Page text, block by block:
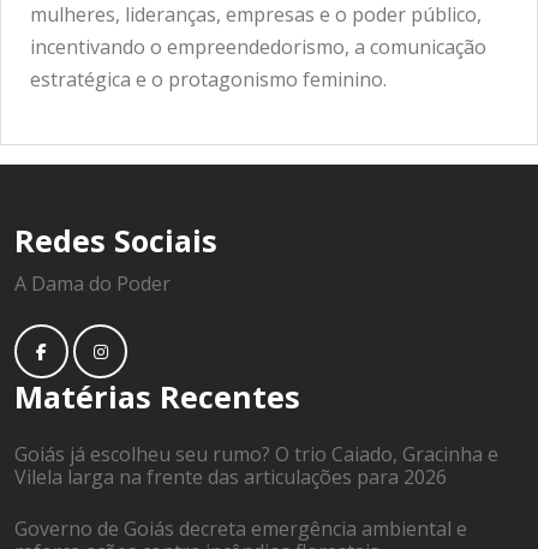
mulheres, lideranças, empresas e o poder público,
incentivando o empreendedorismo, a comunicação
estratégica e o protagonismo feminino.
Redes Sociais
A Dama do Poder
Matérias Recentes
Goiás já escolheu seu rumo? O trio Caiado, Gracinha e
Vilela larga na frente das articulações para 2026
Governo de Goiás decreta emergência ambiental e